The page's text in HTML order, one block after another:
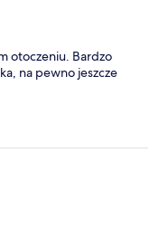
otoczeniu. Bardzo
na pewno jeszcze